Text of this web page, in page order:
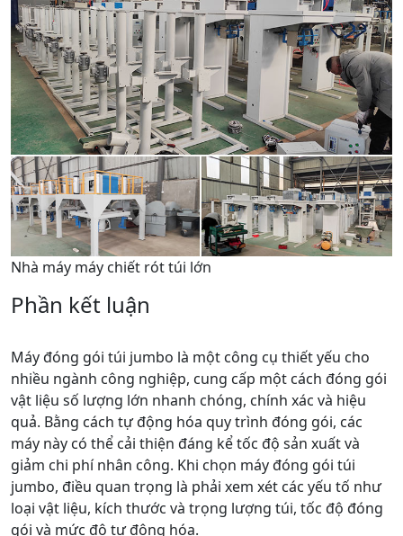
Nhà máy máy chiết rót túi lớn
Phần kết luận
Máy đóng gói túi jumbo là một công cụ thiết yếu cho
nhiều ngành công nghiệp, cung cấp một cách đóng gói
vật liệu số lượng lớn nhanh chóng, chính xác và hiệu
quả. Bằng cách tự động hóa quy trình đóng gói, các
máy này có thể cải thiện đáng kể tốc độ sản xuất và
giảm chi phí nhân công. Khi chọn máy đóng gói túi
jumbo, điều quan trọng là phải xem xét các yếu tố như
loại vật liệu, kích thước và trọng lượng túi, tốc độ đóng
gói và mức độ tự động hóa.